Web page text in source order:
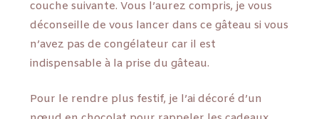
couche suivante. Vous l’aurez compris, je vous
déconseille de vous lancer dans ce gâteau si vous
n’avez pas de congélateur car il est
indispensable à la prise du gâteau.
Pour le rendre plus festif, je l’ai décoré d’un